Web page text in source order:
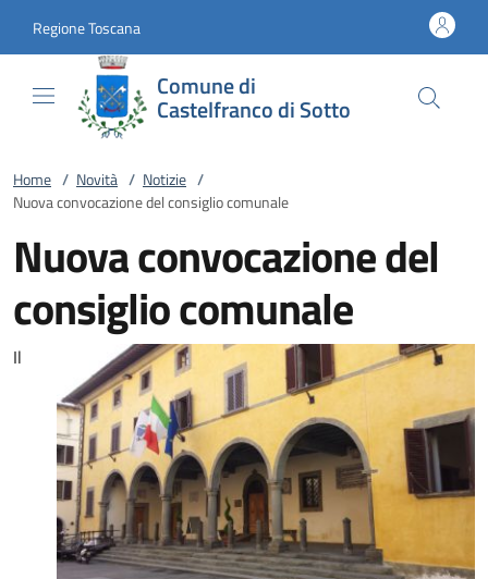
Regione Toscana
Comune di
Castelfranco di Sotto
Home / Novità / Notizie /
Nuova convocazione del consiglio comunale
Nuova convocazione del
consiglio comunale
Il